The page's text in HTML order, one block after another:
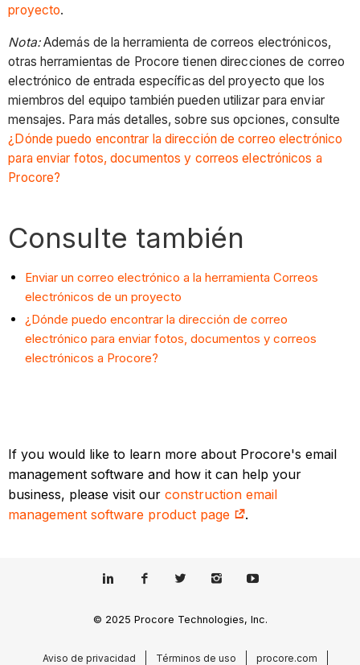
proyecto.
Nota:Además de la herramienta de correos electrónicos,
otras herramientas de Procore tienen direcciones de correo
electrónico de entrada específicas del proyecto que los
miembros del equipo también pueden utilizar para enviar
mensajes. Para más detalles, sobre sus opciones, consulte
¿Dónde puedo encontrar la dirección de correo electrónico
para enviar fotos, documentos y correos electrónicos a
Procore?
Consulte también
Enviar un correo electrónico a la herramienta Correos
electrónicos de un proyecto
¿Dónde puedo encontrar la dirección de correo
electrónico para enviar fotos, documentos y correos
electrónicos a Procore?
If you would like to learn more about Procore's email
management software and how it can help your
business, please visit ourconstruction email
management software product page
.
© 2025 Procore Technologies, Inc.
Aviso de privacidad Términos de uso procore.com